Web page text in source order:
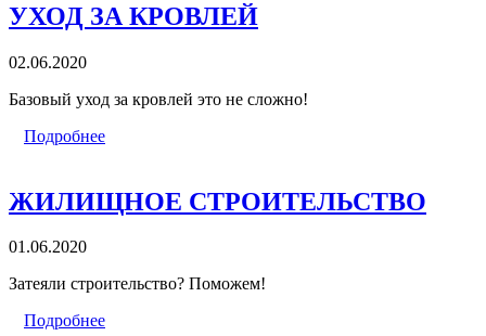
УХОД ЗА КРОВЛЕЙ
02.06.2020
Базовый уход за кровлей это не сложно!
Подробнее
ЖИЛИЩНОЕ СТРОИТЕЛЬСТВО
01.06.2020
Затеяли строительство? Поможем!
Подробнее